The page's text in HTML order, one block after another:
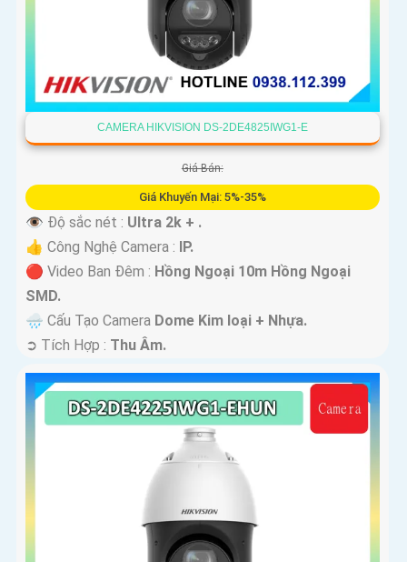
CAMERA HIKVISION DS-2DE4825IWG1-E
Giá Bán:
Giá Khuyến Mại: 5%-35%
👁 Độ sắc nét : Ultra 2k + .
👍 Công Nghệ Camera : IP.
🔴 Video Ban Đêm : Hồng Ngoại 10m Hồng Ngoại
SMD.
🌧️ Cấu Tạo Camera Dome Kim loại + Nhựa.
️➲ Tích Hợp : Thu Âm.